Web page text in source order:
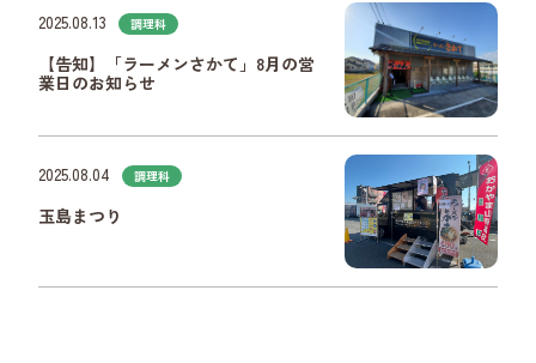
2025.08.13 調理科
【告知】「ラーメンさかて」8月の営
業日のお知らせ
2025.08.04 調理科
玉島まつり